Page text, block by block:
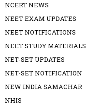
NCERT NEWS
NEET EXAM UPDATES
NEET NOTIFICATIONS
NEET STUDY MATERIALS
NET-SET UPDATES
NET-SET NOTIFICATION
NEW INDIA SAMACHAR
NHIS